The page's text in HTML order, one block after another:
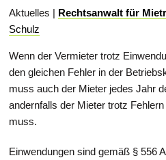
Aktuelles | Rechtsanwalt für
Schulz
Wenn der Vermieter trotz
den gleichen Fehler in der
muss auch der Mieter jedes Jahr
andernfalls der Mieter trotz
muss.
Einwendungen sind gemäß § 556